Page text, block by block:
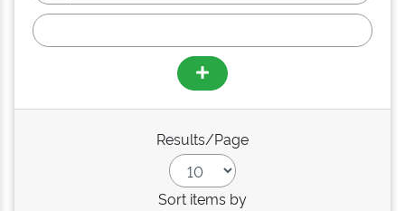
Results/Page
Sort items by